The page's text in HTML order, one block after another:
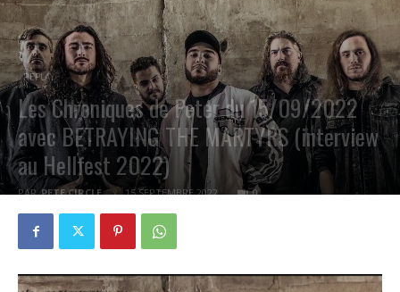
REPLAY
Les Chroniques de Peter du 15/09/2022
avec BETRAYING THE MARTYRS (interview
au Hellfest 2022)
PAR PETE CIRCLE 15 SEPTEMBRE 2022 0